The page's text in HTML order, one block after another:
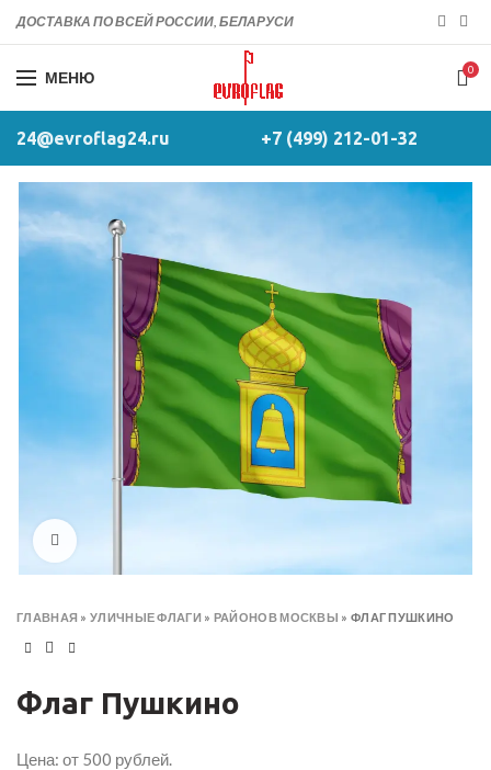
ДОСТАВКА ПО ВСЕЙ РОССИИ, БЕЛАРУСИ
МЕНЮ 0
24@evroflag24.ru +7 (499) 212-01-32
ГЛАВНАЯ »УЛИЧНЫЕ ФЛАГИ » РАЙОНОВ МОСКВЫ » ФЛАГ ПУШКИНО
Флаг Пушкино
Цена: от 500 рублей.